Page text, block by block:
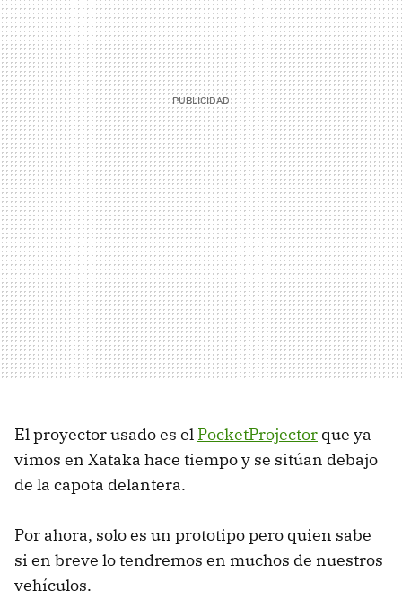
El proyector usado es el PocketProjector que ya
vimos en Xataka hace tiempo y se sitúan debajo
de la capota delantera.
Por ahora, solo es un prototipo pero quien sabe
si en breve lo tendremos en muchos de nuestros
vehículos.